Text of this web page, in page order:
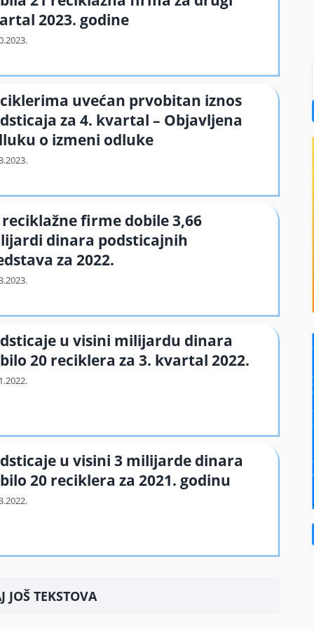
2023. godine
uvećan prvobitan iznos
za 4. kvartal – Objavljena
o izmeni odluke
reciklažne firme dobile 3,66
dinara podsticajnih
za 2022.
u visini milijardu dinara
20 reciklera za 3. kvartal 2022.
u visini 3 milijarde dinara
20 reciklera za 2021. godinu
JOŠ TEKSTOVA